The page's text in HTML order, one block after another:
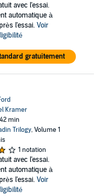
avec l'essai.
automatique à
l'essai. Voir
gratuitement
Kramer
min
Trilogy, Volume 1
1 notation
avec l'essai.
automatique à
l'essai. Voir